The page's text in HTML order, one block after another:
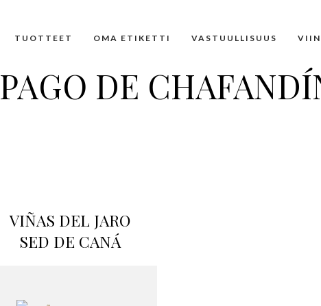
TUOTTEET OMA ETIKETTI VASTUULLISUUS
PAGO DE
VIÑAS DEL JARO
SED DE CANÁ